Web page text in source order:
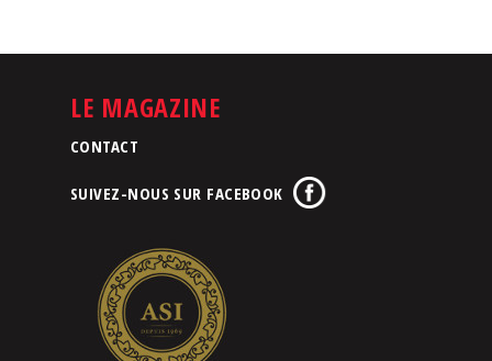
LE MAGAZINE
CONTACT
SUIVEZ-NOUS SUR FACEBOOK